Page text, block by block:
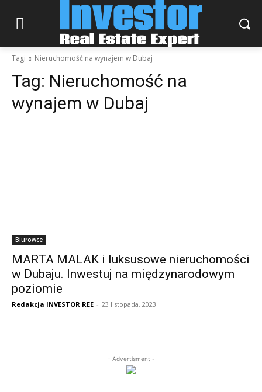
Tagi Nieruchomość na wynajem w Dubaj
Tag: Nieruchomość na
wynajem w Dubaj
Biurowce
MARTA MALAK i luksusowe nieruchomości
w Dubaju. Inwestuj na międzynarodowym
poziomie
Redakcja INVESTOR REE - 23 listopada, 2023
- Advertisment -